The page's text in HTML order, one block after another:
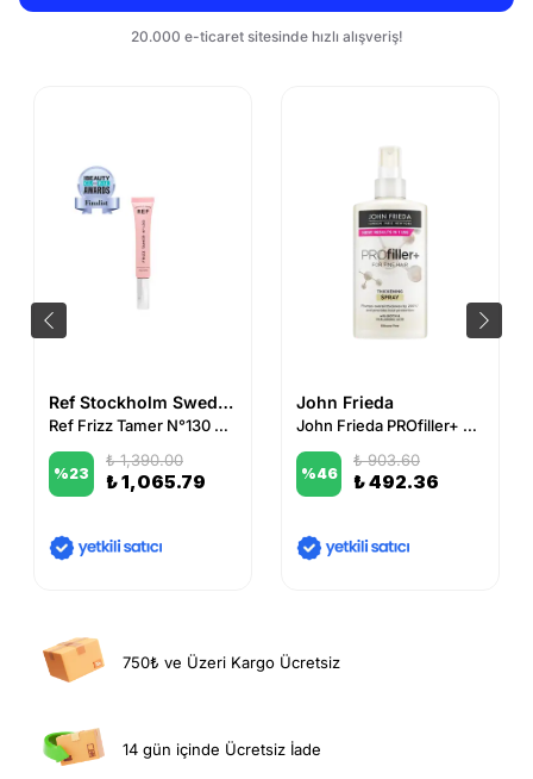
Ref Stockholm Sweden
Ref Frizz Tamer N°130 20 ml
%23
₺ 1,390.00
₺ 1,065.79
John Frieda
John Frieda PROfiller+ Thickening Sprey
%46
₺ 903.60
₺ 492.36
750₺ ve Üzeri Kargo Ücretsiz
14 gün içinde Ücretsiz İade